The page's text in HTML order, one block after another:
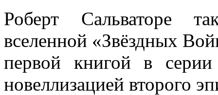
Роберт Сальваторе
вселенной «Звёздных
первой книгой в
новеллизацией второго